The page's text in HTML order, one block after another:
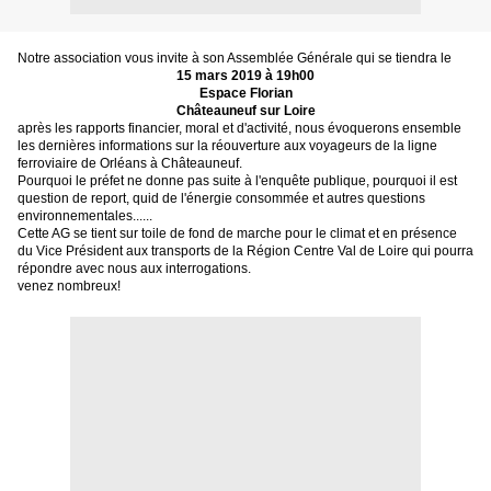
Notre association vous invite à son Assemblée Générale qui se tiendra le
15 mars 2019 à 19h00
Espace Florian
Châteauneuf sur Loire
après les rapports financier, moral et d'activité, nous évoquerons ensemble
les dernières informations sur la réouverture aux voyageurs de la ligne
ferroviaire de Orléans à Châteauneuf.
Pourquoi le préfet ne donne pas suite à l'enquête publique, pourquoi il est
question de report, quid de l'énergie consommée et autres questions
environnementales......
Cette AG se tient sur toile de fond de marche pour le climat et en présence
du Vice Président aux transports de la Région Centre Val de Loire qui pourra
répondre avec nous aux interrogations.
venez nombreux!